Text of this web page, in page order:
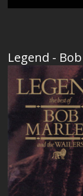
Legend -